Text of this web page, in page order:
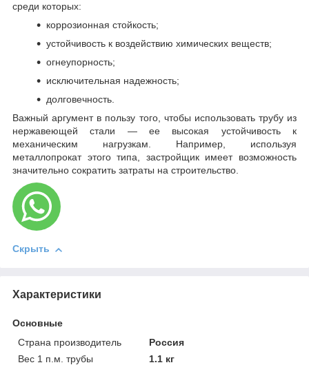
среди которых:
коррозионная стойкость;
устойчивость к воздействию химических веществ;
огнеупорность;
исключительная надежность;
долговечность.
Важный аргумент в пользу того, чтобы использовать трубу из
нержавеющей стали — ее высокая устойчивость к
механическим нагрузкам. Например, используя
металлопрокат этого типа, застройщик имеет возможность
значительно сократить затраты на строительство.
Скрыть
Характеристики
Основные
Страна производитель
Россия
Вес 1 п.м. трубы
1.1 кг